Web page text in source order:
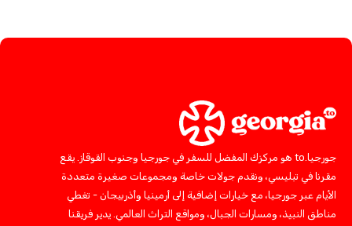
جورجيا.to هو مركزك المفضل للسفر في جورجيا وجنوب القوقاز. يقع
مقرنا في تبليسي، ونقدم جولات خاصة ومجموعات صغيرة متعددة
الأيام عبر جورجيا، مع خيارات إضافية إلى أرمينيا وأذربيجان - تغطي
مناطق النبيذ، ومسارات الجبال، ومواقع التراث العالمي. يدير فريقنا